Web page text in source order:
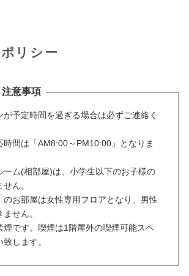
リシー
意事項
予定時間を過ぎる場合は必ずご連絡く
間は「AM8:00～PM10:00」となりま
ム(相部屋)は、小学生以下のお子様の
ん。
お部屋は女性専用フロアとなり、男性
せん。
です。喫煙は1階屋外の喫煙可能スペ
します。